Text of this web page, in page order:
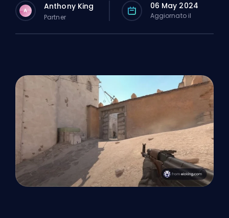
A Anthony King
Partner
06 May 2024
Aggiornato il